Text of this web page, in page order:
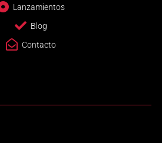
Lanzamientos
Blog
Contacto